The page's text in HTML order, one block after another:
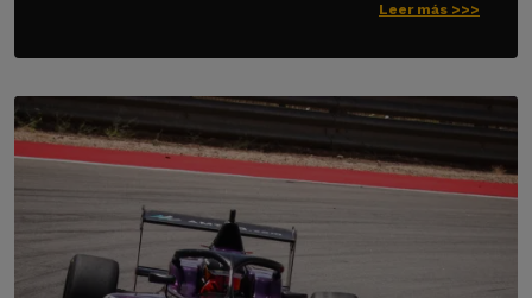
Leer más >>>